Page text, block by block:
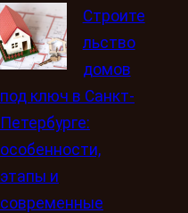
Строите
льство
домов
под ключ в Санкт-
Петербурге:
особенности,
этапы и
современные